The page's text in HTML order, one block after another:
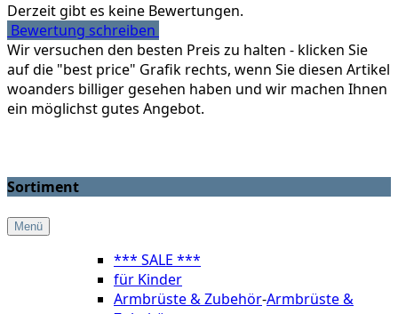
Derzeit gibt es keine Bewertungen.
Bewertung schreiben
Wir versuchen den besten Preis zu halten - klicken Sie
auf die "best price" Grafik rechts, wenn Sie diesen Artikel
woanders billiger gesehen haben und wir machen Ihnen
ein möglichst gutes Angebot.
Sortiment
Menü
*** SALE ***
für Kinder
Armbrüste & Zubehör-Armbrüste &